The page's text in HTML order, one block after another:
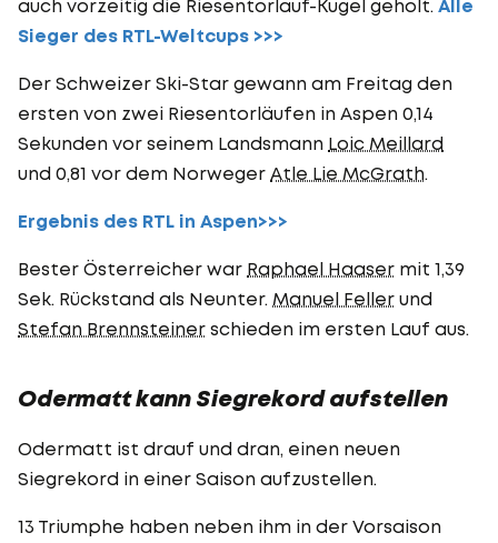
auch vorzeitig die Riesentorlauf-Kugel geholt. Alle
Sieger des RTL-Weltcups >>>
Der Schweizer Ski-Star gewann am Freitag den
ersten von zwei Riesentorläufen in Aspen 0,14
Sekunden vor seinem Landsmann Loic Meillard
und 0,81 vor dem Norweger Atle Lie McGrath.
Ergebnis des RTL in Aspen>>>
Bester Österreicher war Raphael Haaser mit 1,39
Sek. Rückstand als Neunter. Manuel Feller und
Stefan Brennsteiner schieden im ersten Lauf aus.
Odermatt kann Siegrekord aufstellen
Odermatt ist drauf und dran, einen neuen
Siegrekord in einer Saison aufzustellen.
13 Triumphe haben neben ihm in der Vorsaison